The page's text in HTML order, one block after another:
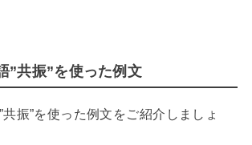
”共振”を使った例文
共振”を使った例文をご紹介しましょ